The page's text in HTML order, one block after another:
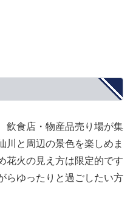
飲食店・物産品売り場が集
川と周辺の景色を楽しめま
花火の見え方は限定的です
らゆったりと過ごしたい方